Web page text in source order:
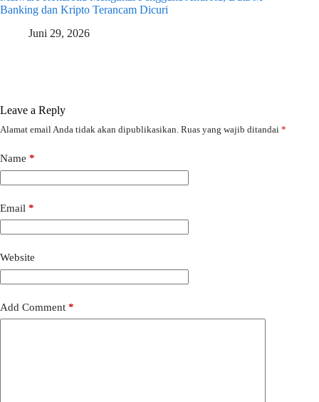
Banking dan Kripto Terancam Dicuri
Juni 29, 2026
Leave a Reply
Alamat email Anda tidak akan dipublikasikan. Ruas yang wajib ditandai *
Name *
Email *
Website
Add Comment *